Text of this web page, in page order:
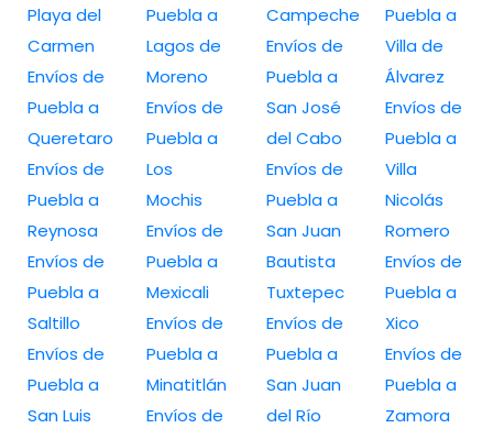
Playa del
Carmen
Envíos de
Puebla a
Queretaro
Envíos de
Puebla a
Reynosa
Envíos de
Puebla a
Saltillo
Envíos de
Puebla a
San Luis
Puebla a
Lagos de
Moreno
Envíos de
Puebla a
Los
Mochis
Envíos de
Puebla a
Mexicali
Envíos de
Puebla a
Minatitlán
Envíos de
Campeche
Envíos de
Puebla a
San José
del Cabo
Envíos de
Puebla a
San Juan
Bautista
Tuxtepec
Envíos de
Puebla a
San Juan
del Río
Puebla a
Villa de
Álvarez
Envíos de
Puebla a
Villa
Nicolás
Romero
Envíos de
Puebla a
Xico
Envíos de
Puebla a
Zamora